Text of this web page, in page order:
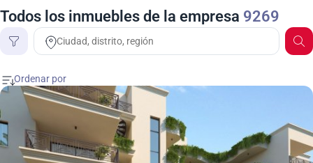
Todos los inmuebles de la empresa 9269
Precio